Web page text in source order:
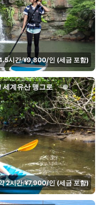
시간/¥9,800/인 (세금 포함)
계유산 맹그로
2시간/¥7,900/인 (세금 포함)